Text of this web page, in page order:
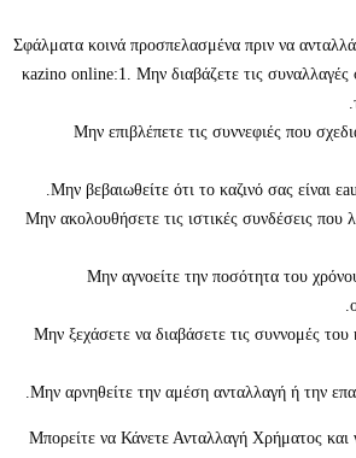
Σφάλματα κοινά προσπελασμένα
κazino online:1. Μην διαβάζετε τις
2. Μην επιβλέπετε τις
4. Μην ακολουθήσετε τις ιστικές
5. Μην αγνοείτε την
6. Μην ξεχάσετε να διαβάσετε τις
Μπορείτε να Κάνετε Ανταλλαγή